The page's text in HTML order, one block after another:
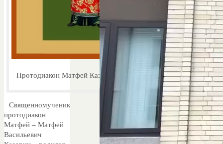
Протодиакон Матфей Казарин
Cвященномученик
протодиакон
Матфей – Матфей
Васильевич